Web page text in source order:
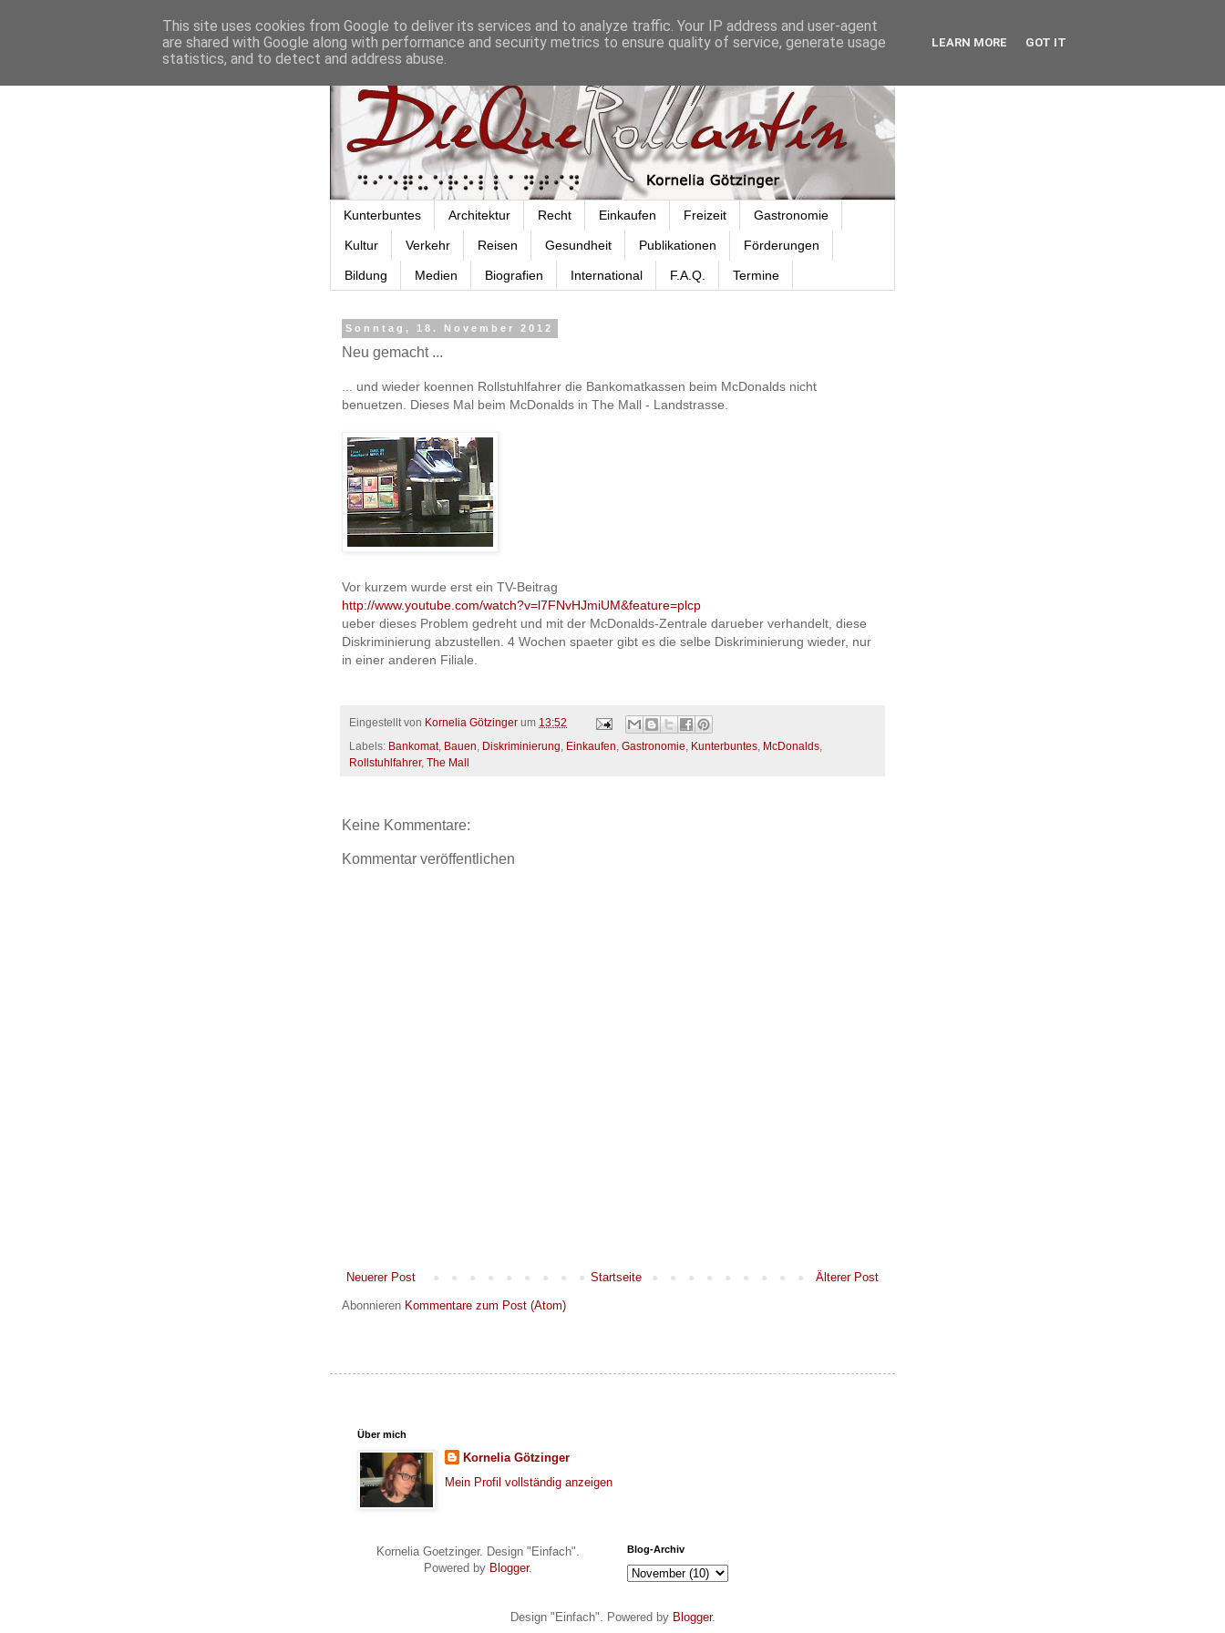
Kunterbuntes Architektur Recht Einkaufen Freizeit Gastronomie
Kultur Verkehr Reisen Gesundheit Publikationen Förderungen
Bildung Medien Biografien International F.A.Q. Termine
Sonntag, 18. November 2012
Neu gemacht ...
... und wieder koennen Rollstuhlfahrer die Bankomatkassen beim McDonalds nicht
benuetzen. Dieses Mal beim McDonalds in The Mall - Landstrasse.
Vor kurzem wurde erst ein TV-Beitrag
http://www.youtube.com/watch?v=l7FNvHJmiUM&feature=plcp
ueber dieses Problem gedreht und mit der McDonalds-Zentrale darueber verhandelt, diese
Diskriminierung abzustellen. 4 Wochen spaeter gibt es die selbe Diskriminierung wieder, nur
in einer anderen Filiale.
Eingestellt von Kornelia Götzinger um 13:52
Labels: Bankomat, Bauen Diskriminierung Einkaufen Gastronomie Kunterbuntes McDonalds
Rollstuhlfahrer, The Mall
Keine Kommentare:
Kommentar veröffentlichen
Neuerer Post Älterer Post
Startseite
Abonnieren Kommentare zum Post (Atom)
Über mich
Kornelia Götzinger
Mein Profil vollständig anzeigen
Kornelia Goetzinger. Design "Einfach".
Powered by Blogger.
Blog-Archiv
Design "Einfach". Powered by Blogger.
This site uses cookies from Google to deliver its services and to analyze traffic. Your IP address and user-agent
are shared with Google along with performance and security metrics to ensure quality of service, generate usage
statistics, and to detect and address abuse.
LEARN MORE GOT IT